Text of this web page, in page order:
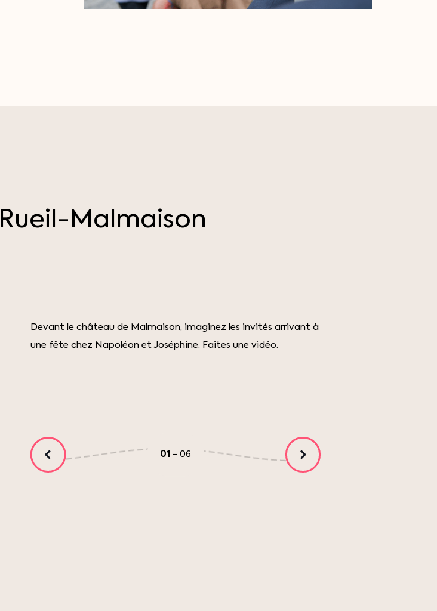
Rueil-Malmaison
Devant le château de Malmaison, imaginez les invités arrivant à
une fête chez Napoléon et Joséphine. Faites une vidéo.
01 -06